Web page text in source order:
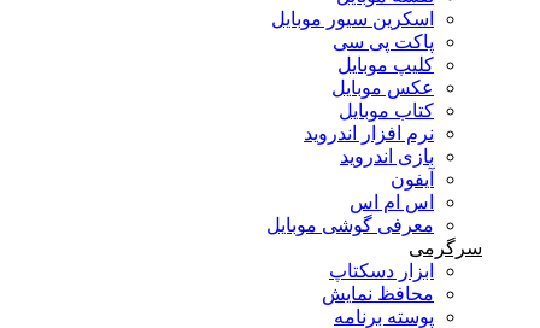
اسکرین سیور موبایل
پاکت پی سی
کلیپ موبایل
عکس موبایل
کتاب موبایل
نرم افزار اندروید
بازی اندروید
آیفون
اس ام اس
معرفی گوشی موبایل
سرگرمی
ابزار دسکتاپ
محافظ نمایش
پوسته برنامه